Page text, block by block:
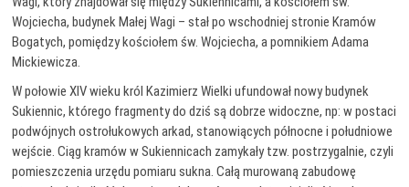
Wojciecha, budynek Małej Wagi – stał po wschodniej stronie Kramów
Bogatych, pomiędzy kościołem św. Wojciecha, a pomnikiem Adama
Mickiewicza.
W połowie XIV wieku król Kazimierz Wielki ufundował nowy budynek
Sukiennic, którego fragmenty do dziś są dobrze widoczne, np: w postaci
podwójnych ostrołukowych arkad, stanowiących północne i południowe
wejście. Ciąg kramów w Sukiennicach zamykały tzw. postrzygalnie, czyli
pomieszczenia urzędu pomiaru sukna. Całą murowaną zabudowę